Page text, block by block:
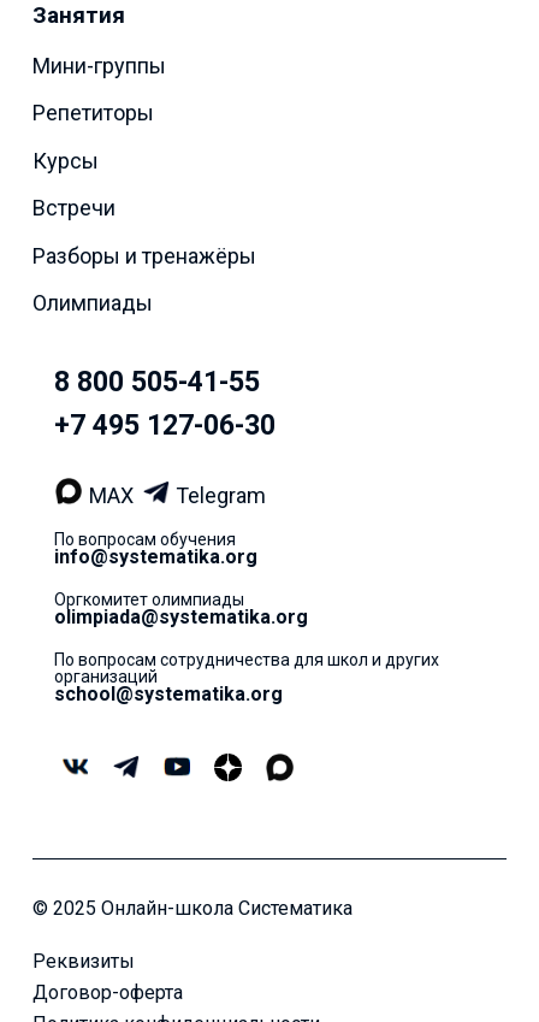
Занятия
Мини-группы
Репетиторы
Курсы
Встречи
Разборы и тренажёры
Олимпиады
8 800 505-41-55
+7 495 127-06-30
MAX Telegram
По вопросам обучения
info@systematika.org
Оргкомитет олимпиады
olimpiada@systematika.org
По вопросам сотрудничества для школ и других
организаций
school@systematika.org
© 2025 Онлайн-школа Систематика
Реквизиты
Договор-оферта